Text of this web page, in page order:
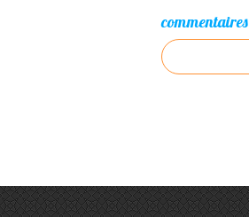
commentaires